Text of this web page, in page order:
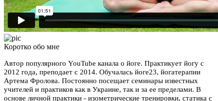
Коротко обо мне
Автор популярного YouTube канала о йоге. Практикует йогу с
2012 года, преподает с 2014. Обучалась йоге23, йогатерапии
Артема Фролова. Постоянно посещает семинары известных
учителей и практиков как в Украине, так и за ее пределами. В
основе личной практики - изометрические тренировки, статика с